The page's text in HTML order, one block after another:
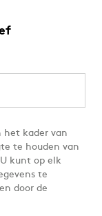
het kader van
te houden van
kunt op elk
te
door de